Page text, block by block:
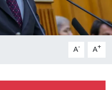
A- A+